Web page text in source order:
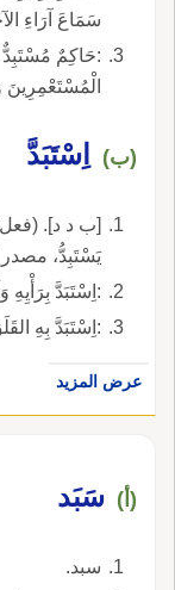
سَمَاعَ آرَاءِ
:حَاكِمٌ مُسْتَبِدٌّ
الْمُسْتَعْمِرِينَ
(ب) اِسْتَبَدَّ
[ب د د].
يَسْتَبِدُّ، مصدر
:اِسْتَبَدَّ بِرَأْيِهِ
:اِسْتَبَدَّ بِهِ
عرض المزيد
(أ) سَبَد
سبد.